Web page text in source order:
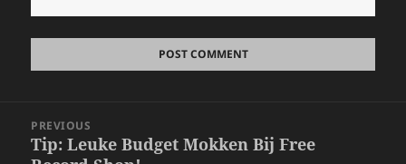
navigation
PREVIOUS
Previous
Tip: Leuke Budget Mokken Bij Free